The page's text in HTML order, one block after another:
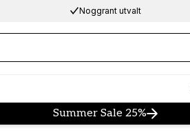
Noggrant utvalt
Summer Sale 25%